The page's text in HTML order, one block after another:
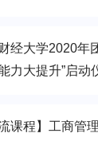
经大学2020年
力大提升”启动
流课程】工商管